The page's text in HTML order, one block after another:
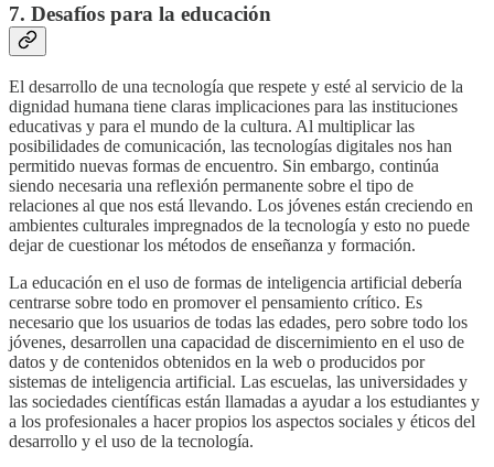
7. Desafíos para la educación
El desarrollo de una tecnología que respete y esté al servicio de la
dignidad humana tiene claras implicaciones para las instituciones
educativas y para el mundo de la cultura. Al multiplicar las
posibilidades de comunicación, las tecnologías digitales nos han
permitido nuevas formas de encuentro. Sin embargo, continúa
siendo necesaria una reflexión permanente sobre el tipo de
relaciones al que nos está llevando. Los jóvenes están creciendo en
ambientes culturales impregnados de la tecnología y esto no puede
dejar de cuestionar los métodos de enseñanza y formación.
La educación en el uso de formas de inteligencia artificial debería
centrarse sobre todo en promover el pensamiento crítico. Es
necesario que los usuarios de todas las edades, pero sobre todo los
jóvenes, desarrollen una capacidad de discernimiento en el uso de
datos y de contenidos obtenidos en la web o producidos por
sistemas de inteligencia artificial. Las escuelas, las universidades y
las sociedades científicas están llamadas a ayudar a los estudiantes y
a los profesionales a hacer propios los aspectos sociales y éticos del
desarrollo y el uso de la tecnología.